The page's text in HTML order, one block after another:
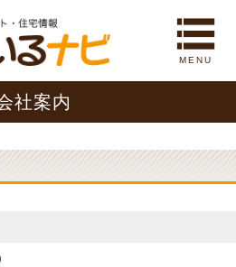
MENU
社案内